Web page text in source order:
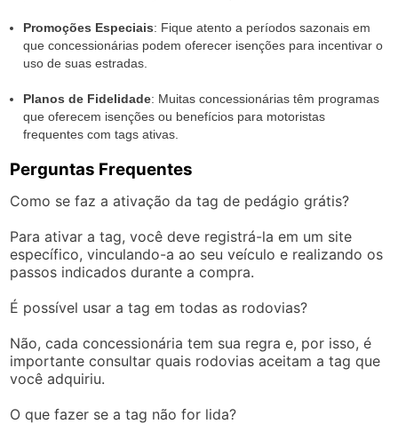
Promoções Especiais: Fique atento a períodos sazonais em
que concessionárias podem oferecer isenções para incentivar o
uso de suas estradas.
Planos de Fidelidade: Muitas concessionárias têm programas
que oferecem isenções ou benefícios para motoristas
frequentes com tags ativas.
Perguntas Frequentes
Como se faz a ativação da tag de pedágio grátis?
Para ativar a tag, você deve registrá-la em um site
específico, vinculando-a ao seu veículo e realizando os
passos indicados durante a compra.
É possível usar a tag em todas as rodovias?
Não, cada concessionária tem sua regra e, por isso, é
importante consultar quais rodovias aceitam a tag que
você adquiriu.
O que fazer se a tag não for lida?